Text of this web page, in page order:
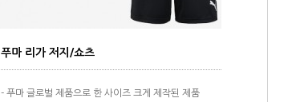
푸마 리가 저지/쇼츠
- 푸마 글로벌 제품으로 한 사이즈 크게 제작된 제품